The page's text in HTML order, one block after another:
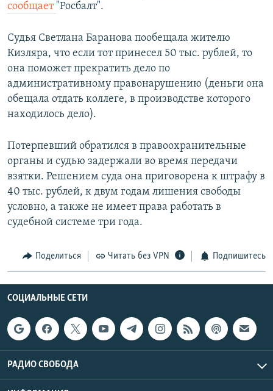
сообщает "Росбалт".
Судья Светлана Баранова пообещала жителю
Кизляра, что если тот принесел 50 тыс. рублей, то
она поможет прекратить дело по
административному правонарушению (деньги она
обещала отдать коллеге, в производстве которого
находилось дело).
Потерпевший обратился в правоохранительные
органы и судью задержали во время передачи
взятки. Решением суда она приговорена к штрафу в
40 тыс. рублей, к двум годам лишения свободы
условно, а также не имеет права работать в
судебной системе три года.
Поделиться Читать без VPN Подпишитесь
СОЦИАЛЬНЫЕ СЕТИ
РАДИО СВОБОДА